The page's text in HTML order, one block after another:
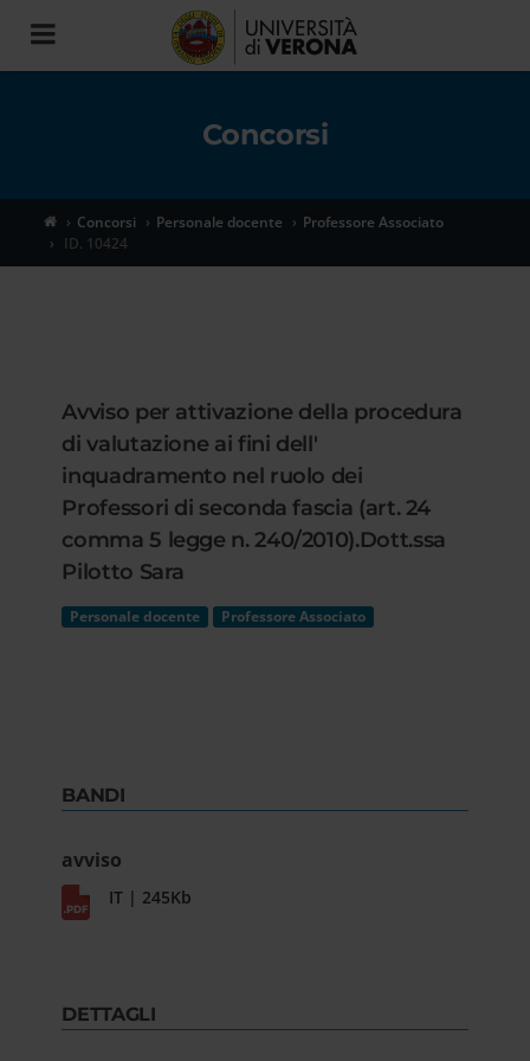
Toggle
navigation
Concorsi
Concorsi Personale docente
Professore Associato
ID. 10424
Avviso per attivazione della procedura
di valutazione ai fini dell'
inquadramento nel ruolo dei
Professori di seconda fascia (art. 24
comma 5 legge n. 240/2010).Dott.ssa
Pilotto Sara
Personale docente Professore Associato
BANDI
avviso
IT | 245Kb
DETTAGLI